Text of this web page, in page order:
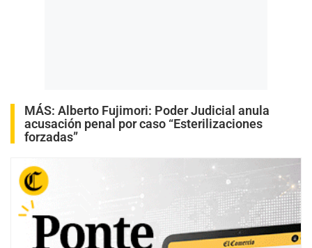
MÁS: Alberto Fujimori: Poder Judicial anula
acusación penal por caso “Esterilizaciones
forzadas”